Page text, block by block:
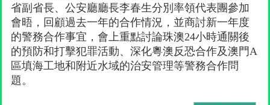
省副省長、公安廳廳長李春生分別率領代表團參加
會晤，回顧過去一年的合作情況，並商討新一年度
的警務合作事宜，會上重點討論珠澳24小時通關後
的預防和打擊犯罪活動、深化粵澳反恐合作及澳門A
區填海工地和附近水域的治安管理等警務合作問
題。